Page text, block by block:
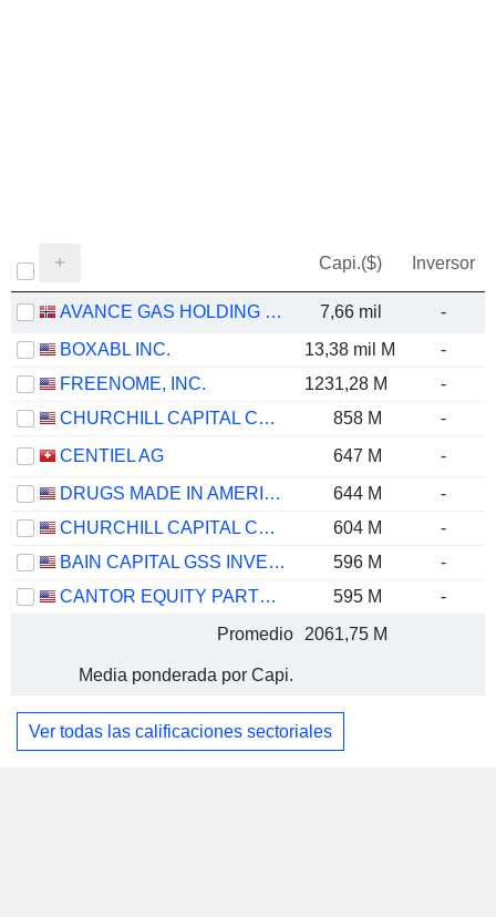
Capi.($) Inversor
AVANCE GAS HOLDING LTD 7,66 mil
-
BOXABL INC.
13,38 mil M
-
FREENOME, INC.
1231,28 M
-
CHURCHILL CAPITAL CORP XI
858 M
-
CENTIEL AG
647 M
-
DRUGS MADE IN AMERICA ACQUISITION II CORP.
644 M
-
CHURCHILL CAPITAL CORP XII
604 M
-
BAIN CAPITAL GSS INVESTMENT CORP.
596 M
-
CANTOR EQUITY PARTNERS IV, INC.
595 M
-
Promedio
2061,75 M
Media ponderada por Capi.
Ver todas las calificaciones sectoriales